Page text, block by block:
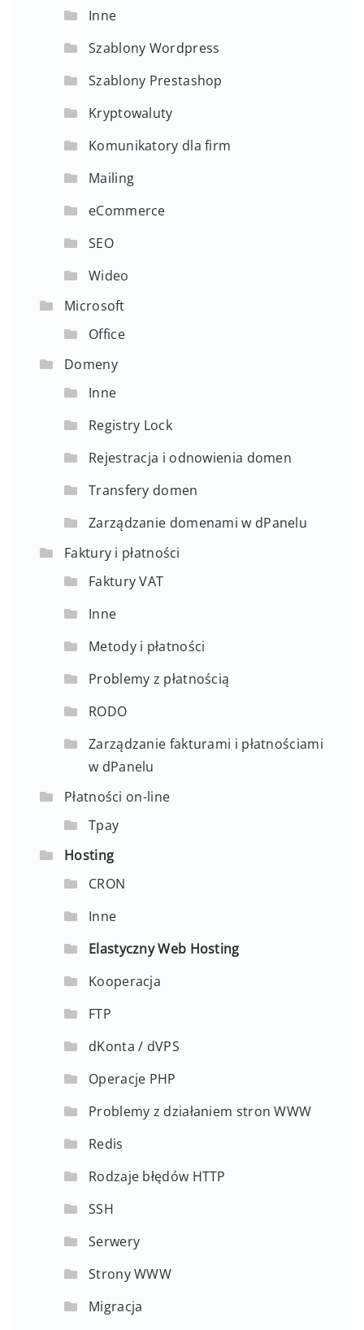
Inne
Szablony Wordpress
Szablony Prestashop
Kryptowaluty
Komunikatory dla firm
Mailing
eCommerce
SEO
Wideo
Microsoft
Office
Domeny
Inne
Registry Lock
Rejestracja i odnowienia domen
Transfery domen
Zarządzanie domenami w dPanelu
Faktury i płatności
Faktury VAT
Inne
Metody i płatności
Problemy z płatnością
RODO
Zarządzanie fakturami i płatnościami
w dPanelu
Płatności on-line
Tpay
Hosting
CRON
Inne
Elastyczny Web Hosting
Kooperacja
FTP
dKonta / dVPS
Operacje PHP
Problemy z działaniem stron WWW
Redis
Rodzaje błędów HTTP
SSH
Serwery
Strony WWW
Migracja